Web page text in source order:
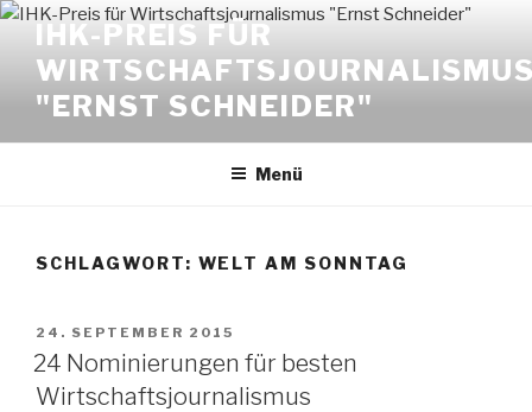
Zum
Inhalt
springen
IHK-PREIS FÜR
"ERNST SCHNEIDER"
Menü
SCHLAGWORT: WELT AM SONNTAG
VERÖFFENTLICHT
AM
24. SEPTEMBER 2015
24 Nominierungen für besten
Wirtschaftsjournalismus